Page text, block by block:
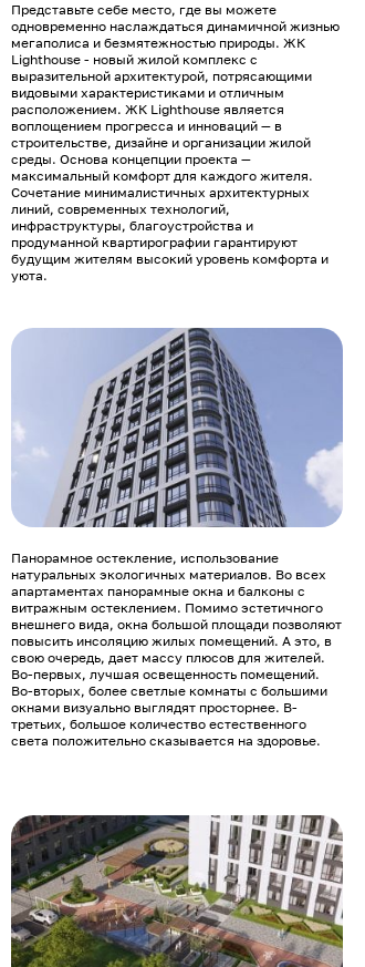
Представьте себе место, где вы можете
одновременно наслаждаться динамичной жизнью
мегаполиса и безмятежностью природы. ЖК
Lighthouse - новый жилой комплекс с
выразительной архитектурой, потрясающими
видовыми характеристиками и отличным
расположением. ЖК Lighthouse является
воплощением прогресса и инноваций — в
строительстве, дизайне и организации жилой
среды. Основа концепции проекта —
максимальный комфорт для каждого жителя.
Сочетание минималистичных архитектурных
линий, современных технологий,
инфраструктуры, благоустройства и
продуманной квартирографии гарантируют
будущим жителям высокий уровень комфорта и
уюта.
Панорамное остекление, использование
натуральных экологичных материалов. Во всех
апартаментах панорамные окна и балконы с
витражным остеклением. Помимо эстетичного
внешнего вида, окна большой площади позволяют
повысить инсоляцию жилых помещений. А это, в
свою очередь, дает массу плюсов для жителей.
Во-первых, лучшая освещенность помещений.
Во-вторых, более светлые комнаты с большими
окнами визуально выглядят просторнее. В-
третьих, большое количество естественного
света положительно сказывается на здоровье.